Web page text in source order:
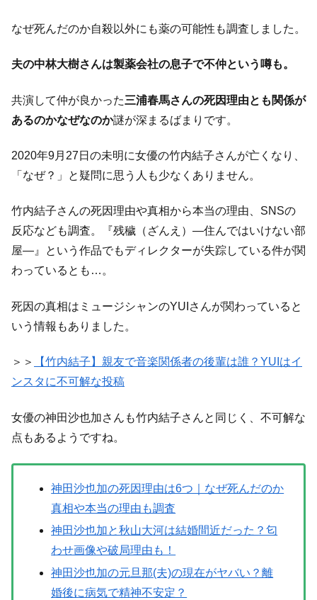
なぜ死んだのか自殺以外にも薬の可能性も調査しました。
夫の中林大樹さんは製薬会社の息子で不仲という噂も。
共演して仲が良かった三浦春馬さんの死因理由とも関係が
あるのかなぜなのか謎が深まるばまりです。
2020年9月27日の未明に女優の竹内結子さんが亡くなり、
「なぜ？」と疑問に思う人も少なくありません。
竹内結子さんの死因理由や真相から本当の理由、SNSの
反応なども調査。『残穢（ざんえ）―住んではいけない部
屋―』という作品でもディレクターが失踪している件が関
わっているとも…。
死因の真相はミュージシャンのYUIさんが関わっていると
いう情報もありました。
＞＞
【竹内結子】親友で音楽関係者の後輩は誰？YUIはイ
ンスタに不可解な投稿
女優の神田沙也加さんも竹内結子さんと同じく、不可解な
点もあるようですね。
神田沙也加の死因理由は6つ｜なぜ死んだのか
真相や本当の理由も調査
神田沙也加と秋山大河は結婚間近だった？匂
わせ画像や破局理由も！
神田沙也加の元旦那(夫)の現在がヤバい？離
婚後に病気で精神不安定？